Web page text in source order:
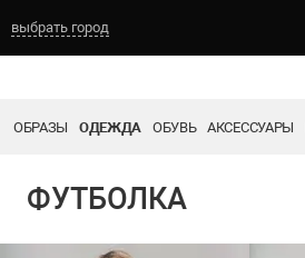
выбрать город
ОБРАЗЫ ОДЕЖДА ОБУВЬ АКСЕССУАРЫ
ФУТБОЛКА